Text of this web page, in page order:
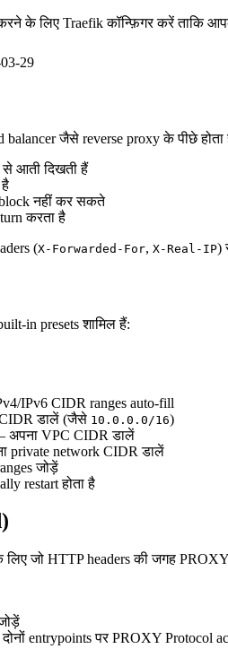
के लिए Traefik कॉन्फ़िगर करें ताकि
29
जैसे reverse proxy के पीछे
आती दिखती हैं
नहीं कर सकते
करता है
(X-Forwarded-For, X-Real-IP)
in presets शामिल हैं:
IPv6 CIDR ranges auto-fill
डालें (जैसे 10.0.0.0/16)
अपना VPC CIDR डालें
private network CIDR डालें
जोड़ें
restart होता है
जो HTTP headers की जगह
entrypoints पर PROXY Protocol